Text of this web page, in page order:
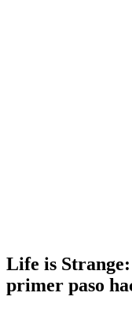
Life is
primer paso